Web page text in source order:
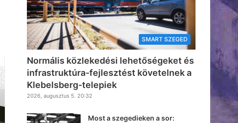
SMART SZEGED
Normális közlekedési lehetőségeket és
infrastruktúra-fejlesztést követelnek a
Klebelsberg-telepiek
2026, augusztus 5. 20:32
Most a szegedieken a sor: